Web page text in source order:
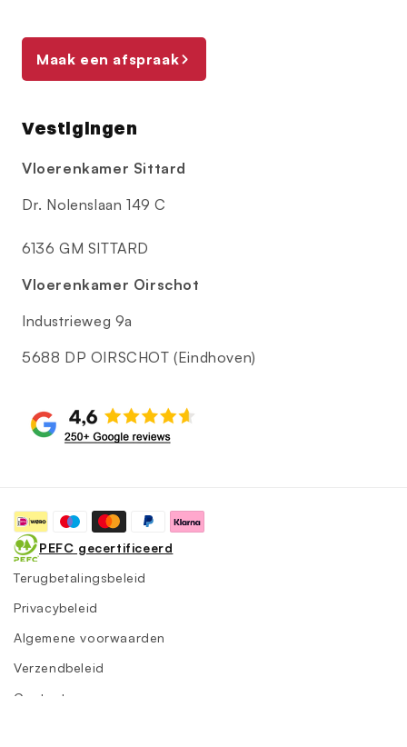
Maak een afspraak
Vestigingen
Vloerenkamer Sittard
Dr. Nolenslaan 149 C
6136 GM SITTARD
Vloerenkamer Oirschot
Industrieweg 9a
5688 DP OIRSCHOT (Eindhoven)
PEFC gecertificeerd
Terugbetalingsbeleid
Privacybeleid
Algemene voorwaarden
Verzendbeleid
Contactgegevens
Betaalmethoden